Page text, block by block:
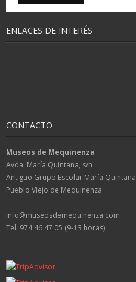
ENLACES DE INTERÉS
CONTACTO
Museos de Mequinenza
Avda. María Quintana, s/n
Antiguo Grupo Escolar María Quintana
Pueblo Viejo de Mequinenza
info@museosdemequinenza.com
Tel. 974 46 47 05 (9-13 horas)